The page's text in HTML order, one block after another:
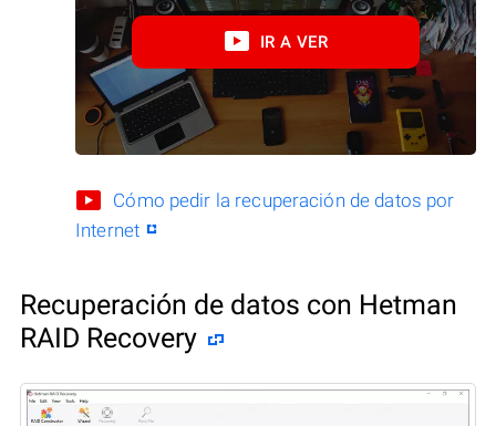
IR A VER
Cómo pedir la recuperación de datos por
Internet
Recuperación de datos con Hetman
RAID Recovery